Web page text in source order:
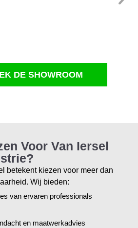
DE SHOWROOM
Voor Van Iersel
betekent kiezen voor meer dan
Wij bieden:
van ervaren professionals
en maatwerkadvies